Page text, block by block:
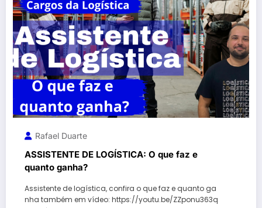
Rafael Duarte
ASSISTENTE DE LOGÍSTICA: O que faz e
quanto ganha?
Assistente de logística, confira o que faz e quanto ga
nha também em vídeo: https://youtu.be/ZZponu363q